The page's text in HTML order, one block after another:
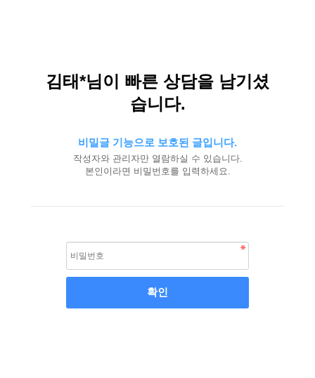
김태*님이 빠른 상담을 남기셨
습니다.
비밀글 기능으로 보호된 글입니다.
작성자와 관리자만 열람하실 수 있습니다.
본인이라면 비밀번호를 입력하세요.